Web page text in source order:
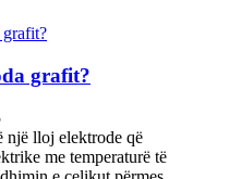
grafit?
një lloj elektrode që
me temperaturë të